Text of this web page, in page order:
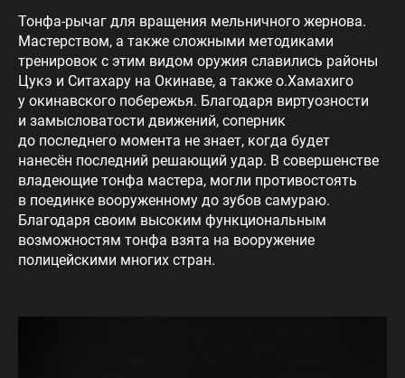
Тонфа-рычаг для вращения мельничного жернова.
Мастерством, а также сложными методиками
тренировок с этим видом оружия славились районы
Цукэ и Ситахару на Окинаве, а также о.Хамахиго
у окинавского побережья. Благодаря виртуозности
и замысловатости движений, соперник
до последнего момента не знает, когда будет
нанесён последний решающий удар. В совершенстве
владеющие тонфа мастера, могли противостоять
в поединке вооруженному до зубов самураю.
Благодаря своим высоким функциональным
возможностям тонфа взята на вооружение
полицейскими многих стран.